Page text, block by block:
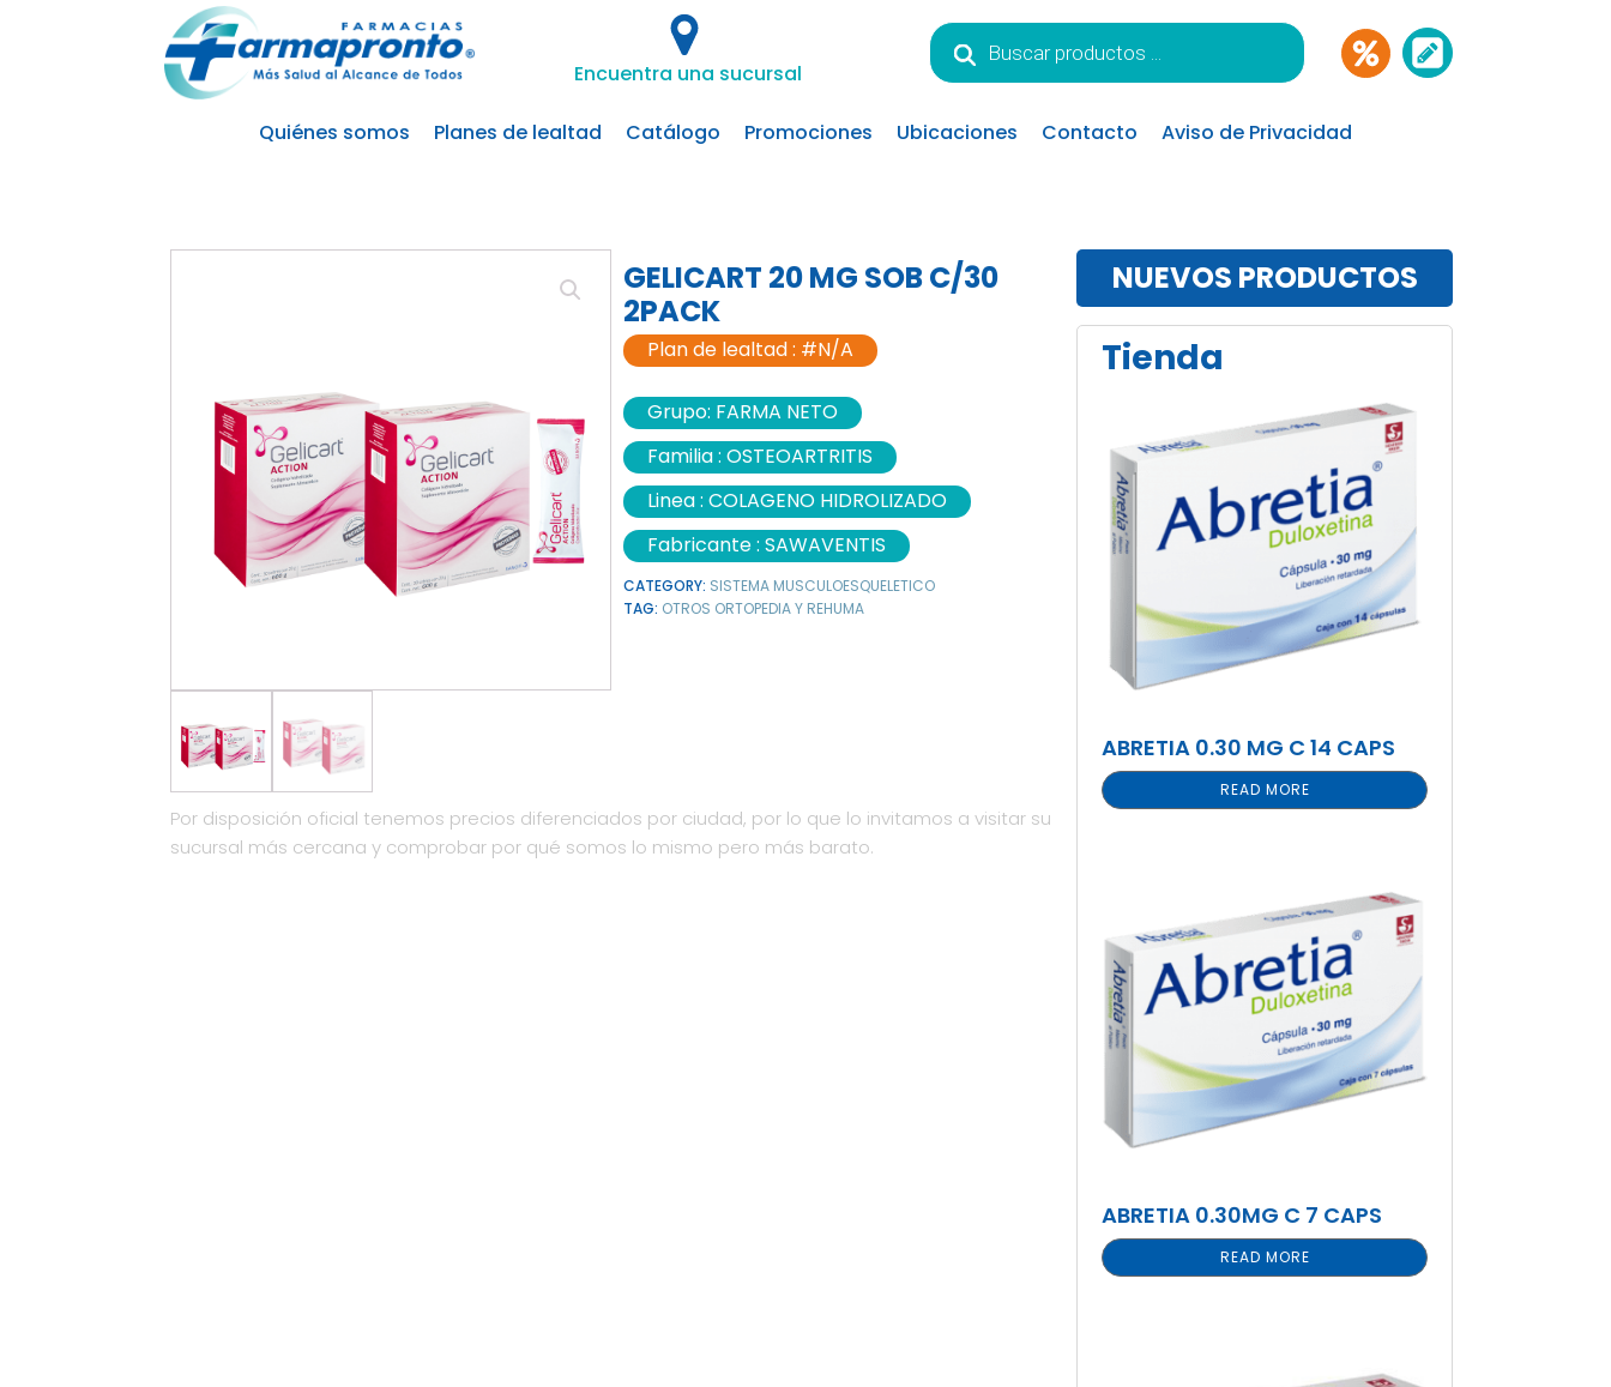
Encuentra una sucursal
Búsqueda
de
productos
Quiénes somos Planes de lealtad Catálogo Promociones Ubicaciones Contacto Aviso de Privacidad
GELICART 20 MG SOB C/30
2PACK
Plan de lealtad : #N/A
Grupo: FARMA NETO
Familia : OSTEOARTRITIS
Linea : COLAGENO HIDROLIZADO
Fabricante : SAWAVENTIS
CATEGORY: SISTEMA MUSCULOESQUELETICO
TAG: OTROS ORTOPEDIA Y REHUMA
Por disposición oficial tenemos precios diferenciados por ciudad, por lo que lo invitamos a visitar su
sucursal más cercana y comprobar por qué somos lo mismo pero más barato.
NUEVOS PRODUCTOS
Tienda
ABRETIA 0.30 MG C 14 CAPS
READ MORE
ABRETIA 0.30MG C 7 CAPS
READ MORE